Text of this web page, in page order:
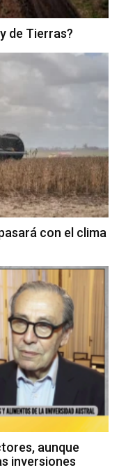
de Tierras?
con el clima
aunque
inversiones